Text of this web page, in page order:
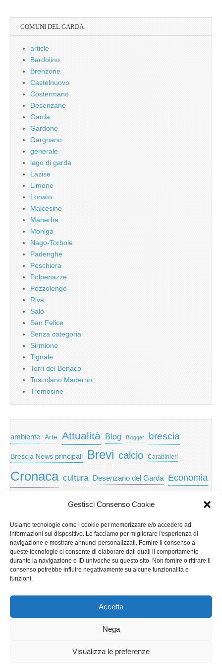
Gestisci Consenso Cookie
Usiamo tecnologie come i cookie per memorizzare e/o accedere ad
informazioni sul dispositivo. Lo facciamo per migliorare l'esperienza di
navigazione e mostrare annunci personalizzati. Fornire il consenso a
queste tecnologie ci consente di elaborare dati quali il comportamento
durante la navigazione o ID univoche su questo sito. Non fornire o ritirare il
consenso potrebbe influire negativamente su alcune funzionalità e
funzioni.
Accetta
Nega
Visualizza le preferenze
COMUNI DEL GARDA
article
Bardolino
Brenzone
Castelnuovo
Costermano
Desenzano
Garda
Gardone
Gargnano
generale
lago di garda
Lazise
Limone
Lonato
Malcesine
Manerba
Moniga
Nago-Torbole
Padenghe
Peschiera
Polpenazze
Pozzolengo
Riva
Salò
San Felice
Senza categoria
Sirmione
Tignale
Torri del Benaco
Toscolano Maderno
Tremosine
ambiente Arte Attualità Blog Blogger brescia
Brescia News principali Brevi calcio Carabinieri
Cronaca cultura Desenzano del Garda Economia
lago di garda Musica Nera news Notizie
Notizie dal Garda
Notizie Lombardia
Notizie per categoria Notizie Provincia di Brescia
Regione Lombardia
Sport Storia Territorio turismo
Privacy e cookie: questo sito utilizza i cookie. Continuando a utilizzare
Informativa sui cookie